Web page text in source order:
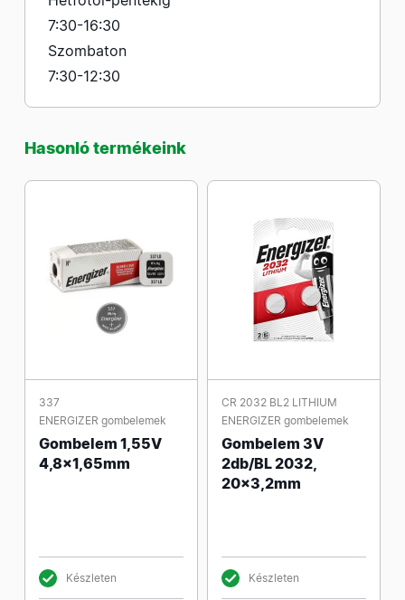
7:30-16:30
Szombaton
7:30-12:30
Hasonló termékeink
337
ENERGIZER gombelemek
Gombelem 1,55V
4,8x1,65mm
Készleten
CR 2032 BL2 LITHIUM
ENERGIZER gombelemek
Gombelem 3V
2db/BL 2032,
20x3,2mm
Készleten